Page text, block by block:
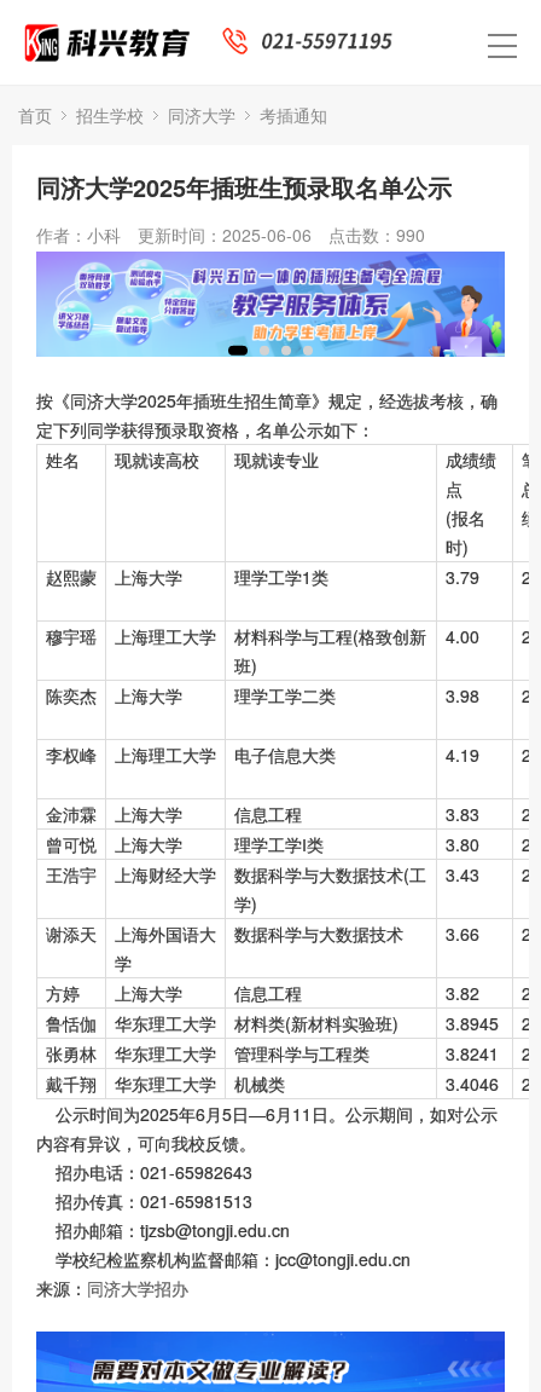
首页 招生学校 同济大学 考插通知
同济大学2025年插班生预录取名单公示
作者：小科 更新时间：2025-06-06 点击数： 990
按《同济大学2025年插班生招生简章》规定，经选拔考核，确
定下列同学获得预录取资格，名单公示如下：
姓名
现就读高校 现就读专业
成绩绩
点
(报名
时)
绩
赵熙蒙 上海大学 理学工学1类 3.79
穆宇瑶 上海理工大学
材料科学与工程(格致创新
班)
4.00
陈奕杰 上海大学 理学工学二类 3.98
李权峰 上海理工大学 电子信息大类 4.19
金沛霖 上海大学 信息工程 3.83
曾可悦
上海大学 理学工学Ⅰ类 3.80
王浩宇
上海财经大学
数据科学与大数据技术(工
学)
3.43
谢添天
上海外国语大
学
数据科学与大数据技术 3.66
方婷 上海大学 信息工程 3.82
鲁恬伽
华东理工大学 材料类(新材料实验班) 3.8945
张勇林
华东理工大学 管理科学与工程类 3.8241
戴千翔
华东理工大学 机械类 3.4046
公示时间为2025年6月5日—6月11日。公示期间，如对公示
内容有异议，可向我校反馈。
招办电话：021-65982643
招办传真：021-65981513
招办邮箱：tjzsb@tongji.edu.cn
学校纪检监察机构监督邮箱：jcc@tongji.edu.cn
来源： 同济大学招办